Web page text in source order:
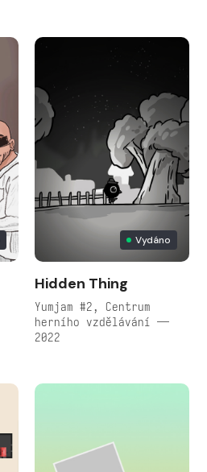
Vydáno
Hidden Thing
Yumjam #2, Centrum
herního vzdělávání —
2022